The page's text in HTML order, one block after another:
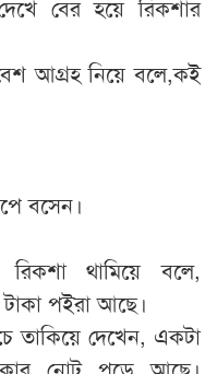
বের হয়ে রিকশার
আগ্রহ নিয়ে বলে,কই
বসেন।
থামিয়ে বলে,
টাকা পইরা আছে।
তাকিয়ে দেখেন, একটা